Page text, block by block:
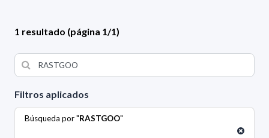
Filtros aplicados
Búsqueda por "RASTGOO"
1 resultado (página 1/1)